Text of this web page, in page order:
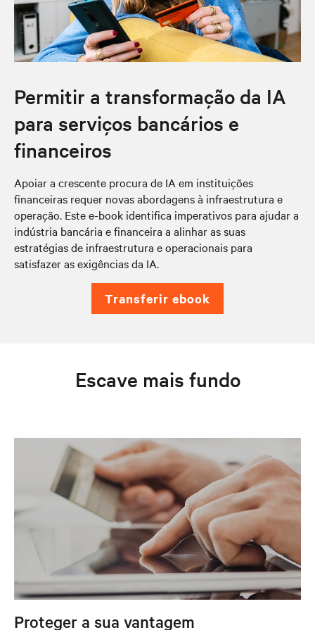
Permitir a transformação da IA
para serviços bancários e
financeiros
Apoiar a crescente procura de IA em instituições
financeiras requer novas abordagens à infraestrutura e
operação. Este e-book identifica imperativos para ajudar a
indústria bancária e financeira a alinhar as suas
estratégias de infraestrutura e operacionais para
satisfazer as exigências da IA.
transferir ebook
Escave mais fundo
Proteger a sua vantagem